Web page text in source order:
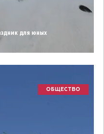
для юных
ОБЩЕСТВО